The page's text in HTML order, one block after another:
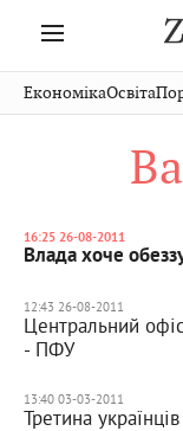
Івано-
Франківськ
Волинь
Рівне
ЕкономікаОсвіта
16:25 26-08-2011
Влада хоче
12:43 26-08-2011
Центральний
- ПФУ
13:40 03-03-2011
Третина